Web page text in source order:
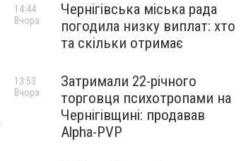
Чернігівська міська рада
погодила низку виплат: хто
та скільки отримає
14:44
Вчора
Затримали 22-річного
торговця психотропами на
Чернігівщині: продавав
Alpha-PVP
13:53
Вчора